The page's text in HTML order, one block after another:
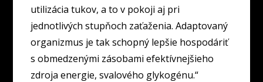
utilizácia tukov, a to v pokoji aj pri
jednotlivých stupňoch zaťaženia. Adaptovaný
organizmus je tak schopný lepšie hospodáriť
s obmedzenými zásobami efektívnejšieho
zdroja energie, svalového glykogénu.“